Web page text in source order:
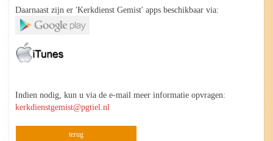
Daarnaast zijn er 'Kerkdienst Gemist' apps beschikbaar via:
Indien nodig, kun u via de e-mail meer informatie opvragen:
kerkdienstgemist@pgtiel.nl
terug